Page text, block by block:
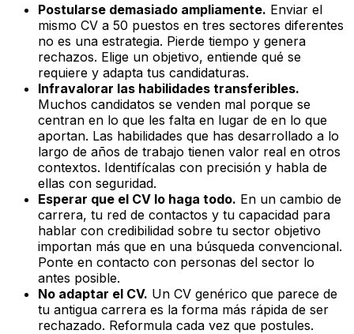
Postularse demasiado ampliamente. Enviar el
mismo CV a 50 puestos en tres sectores diferentes
no es una estrategia. Pierde tiempo y genera
rechazos. Elige un objetivo, entiende qué se
requiere y adapta tus candidaturas.
Infravalorar las habilidades transferibles.
Muchos candidatos se venden mal porque se
centran en lo que les falta en lugar de en lo que
aportan. Las habilidades que has desarrollado a lo
largo de años de trabajo tienen valor real en otros
contextos. Identifícalas con precisión y habla de
ellas con seguridad.
Esperar que el CV lo haga todo. En un cambio de
carrera, tu red de contactos y tu capacidad para
hablar con credibilidad sobre tu sector objetivo
importan más que en una búsqueda convencional.
Ponte en contacto con personas del sector lo
antes posible.
No adaptar el CV. Un CV genérico que parece de
tu antigua carrera es la forma más rápida de ser
rechazado. Reformula cada vez que postules.